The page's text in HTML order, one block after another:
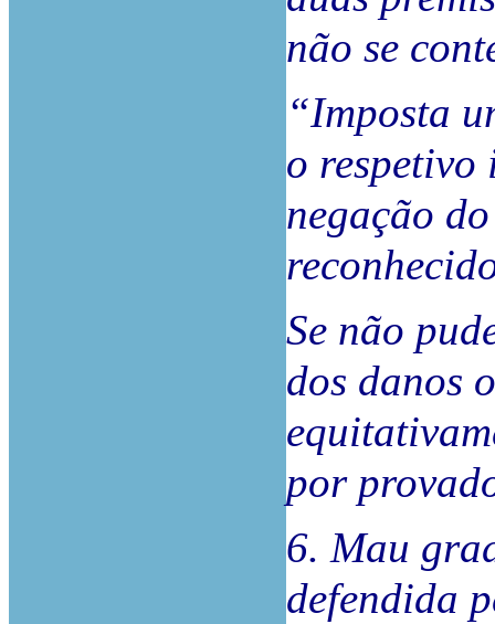
não se
“Imposta
o respetivo
negação
Se não
dos danos
por
6. Mau
defendida